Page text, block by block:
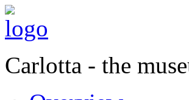
Carlotta - the